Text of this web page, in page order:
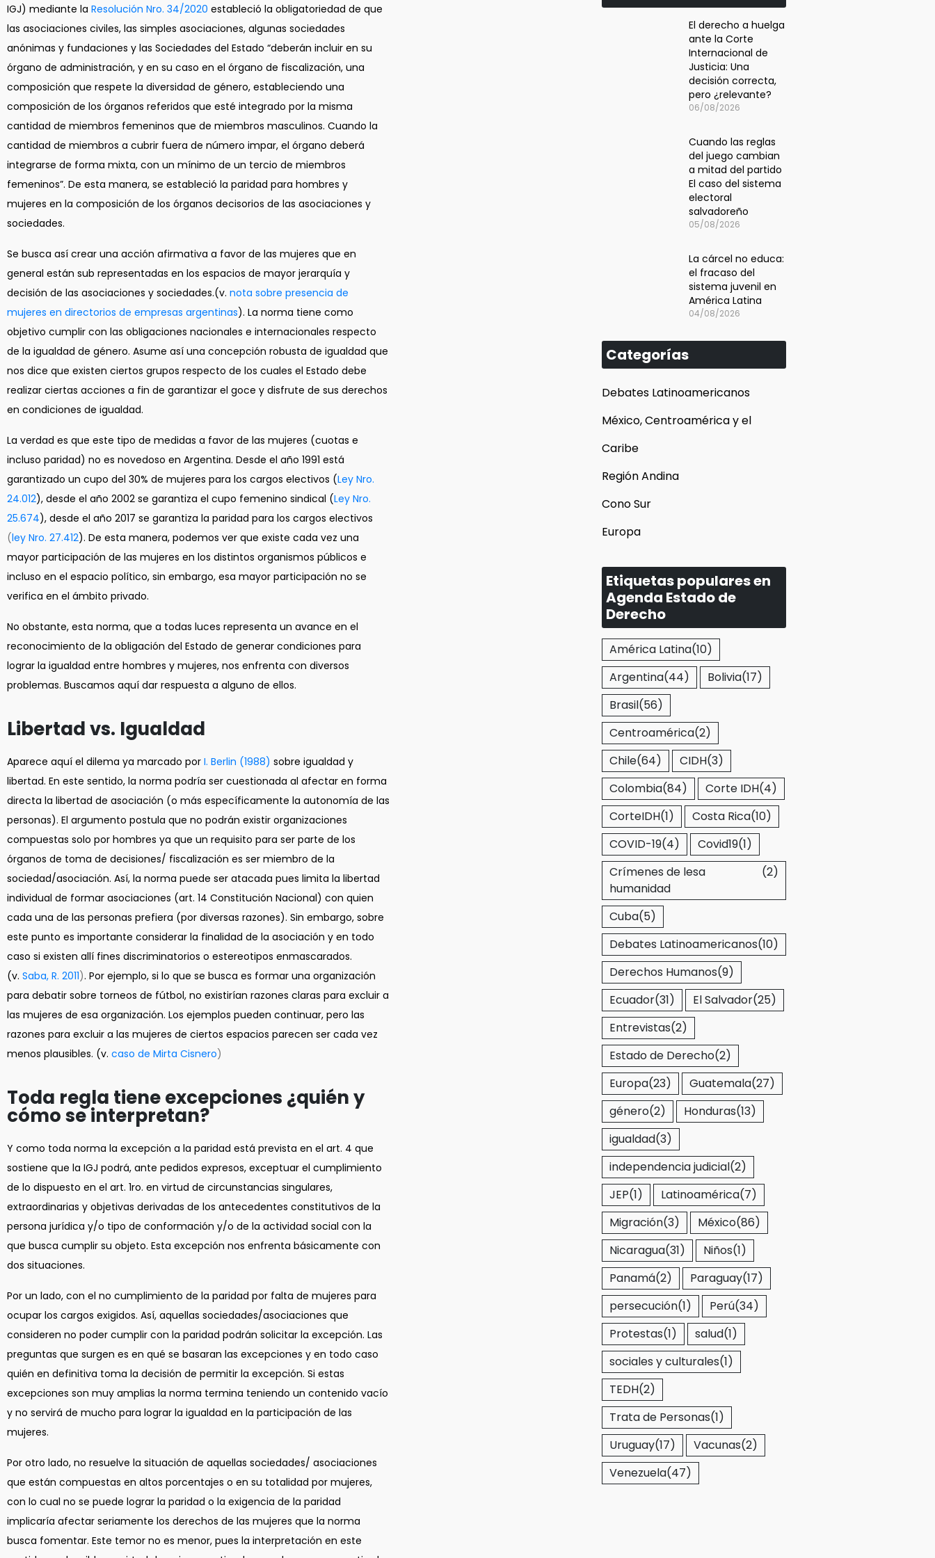
IGJ) mediante la Resolución Nro. 34/2020 estableció la obligatoriedad de que
las asociaciones civiles, las simples asociaciones, algunas sociedades
anónimas y fundaciones y las Sociedades del Estado “deberán incluir en su
órgano de administración, y en su caso en el órgano de fiscalización, una
composición que respete la diversidad de género, estableciendo una
composición de los órganos referidos que esté integrado por la misma
cantidad de miembros femeninos que de miembros masculinos. Cuando la
cantidad de miembros a cubrir fuera de número impar, el órgano deberá
integrarse de forma mixta, con un mínimo de un tercio de miembros
femeninos”. De esta manera, se estableció la paridad para hombres y
mujeres en la composición de los órganos decisorios de las asociaciones y
sociedades.
Se busca así crear una acción afirmativa a favor de las mujeres que en
general están sub representadas en los espacios de mayor jerarquía y
decisión de las asociaciones y sociedades.(v. nota sobre presencia de
mujeres en directorios de empresas argentinas). La norma tiene como
objetivo cumplir con las obligaciones nacionales e internacionales respecto
de la igualdad de género. Asume así una concepción robusta de igualdad que
nos dice que existen ciertos grupos respecto de los cuales el Estado debe
realizar ciertas acciones a fin de garantizar el goce y disfrute de sus derechos
en condiciones de igualdad.
La verdad es que este tipo de medidas a favor de las mujeres (cuotas e
incluso paridad) no es novedoso en Argentina. Desde el año 1991 está
garantizado un cupo del 30% de mujeres para los cargos electivos (Ley Nro.
24.012), desde el año 2002 se garantiza el cupo femenino sindical (Ley Nro.
25.674), desde el año 2017 se garantiza la paridad para los cargos electivos
(ley Nro. 27.412). De esta manera, podemos ver que existe cada vez una
mayor participación de las mujeres en los distintos organismos públicos e
incluso en el espacio político, sin embargo, esa mayor participación no se
verifica en el ámbito privado.
No obstante, esta norma, que a todas luces representa un avance en el
reconocimiento de la obligación del Estado de generar condiciones para
lograr la igualdad entre hombres y mujeres, nos enfrenta con diversos
problemas. Buscamos aquí dar respuesta a alguno de ellos.
Libertad vs. Igualdad
Aparece aquí el dilema ya marcado por I. Berlin (1988) sobre igualdad y
libertad. En este sentido, la norma podría ser cuestionada al afectar en forma
directa la libertad de asociación (o más específicamente la autonomía de las
personas). El argumento postula que no podrán existir organizaciones
compuestas solo por hombres ya que un requisito para ser parte de los
órganos de toma de decisiones/ fiscalización es ser miembro de la
sociedad/asociación. Así, la norma puede ser atacada pues limita la libertad
individual de formar asociaciones (art. 14 Constitución Nacional) con quien
cada una de las personas prefiera (por diversas razones). Sin embargo, sobre
este punto es importante considerar la finalidad de la asociación y en todo
caso si existen allí fines discriminatorios o estereotipos enmascarados.
(v. Saba, R. 2011). Por ejemplo, si lo que se busca es formar una organización
para debatir sobre torneos de fútbol, no existirían razones claras para excluir a
las mujeres de esa organización. Los ejemplos pueden continuar, pero las
razones para excluir a las mujeres de ciertos espacios parecen ser cada vez
menos plausibles. (v. caso de Mirta Cisnero)
Toda regla tiene excepciones ¿quién y
cómo se interpretan?
Y como toda norma la excepción a la paridad está prevista en el art. 4 que
sostiene que la IGJ podrá, ante pedidos expresos, exceptuar el cumplimiento
de lo dispuesto en el art. 1ro. en virtud de circunstancias singulares,
extraordinarias y objetivas derivadas de los antecedentes constitutivos de la
persona jurídica y/o tipo de conformación y/o de la actividad social con la
que busca cumplir su objeto. Esta excepción nos enfrenta básicamente con
dos situaciones.
Por un lado, con el no cumplimiento de la paridad por falta de mujeres para
ocupar los cargos exigidos. Así, aquellas sociedades/asociaciones que
consideren no poder cumplir con la paridad podrán solicitar la excepción. Las
preguntas que surgen es en qué se basaran las excepciones y en todo caso
quién en definitiva toma la decisión de permitir la excepción. Si estas
excepciones son muy amplias la norma termina teniendo un contenido vacío
y no servirá de mucho para lograr la igualdad en la participación de las
mujeres.
Por otro lado, no resuelve la situación de aquellas sociedades/ asociaciones
que están compuestas en altos porcentajes o en su totalidad por mujeres,
con lo cual no se puede lograr la paridad o la exigencia de la paridad
implicaría afectar seriamente los derechos de las mujeres que la norma
busca fomentar. Este temor no es menor, pues la interpretación en este
El derecho a huelga
ante la Corte
Internacional de
Justicia: Una
decisión correcta,
pero ¿relevante?
06/08/2026
Cuando las reglas
del juego cambian
a mitad del partido
El caso del sistema
electoral
salvadoreño
05/08/2026
La cárcel no educa:
el fracaso del
sistema juvenil en
América Latina
04/08/2026
Categorías
Debates Latinoamericanos
México, Centroamérica y el
Caribe
Región Andina
Cono Sur
Europa
Etiquetas populares en
Agenda Estado de
Derecho
América Latina(10)
Argentina(44) Bolivia(17)
Brasil(56)
Centroamérica(2)
Chile(64) CIDH(3)
Colombia(84) Corte IDH(4)
CorteIDH(1) Costa Rica(10)
COVID-19(4) Covid19(1)
Crímenes de lesa
humanidad
(2)
Cuba(5)
Debates Latinoamericanos(10)
Derechos Humanos(9)
Ecuador(31) El Salvador(25)
Entrevistas(2)
Estado de Derecho(2)
Europa(23) Guatemala(27)
género(2) Honduras(13)
igualdad(3)
independencia judicial(2)
JEP(1) Latinoamérica(7)
Migración(3) México(86)
Nicaragua(31) Niños(1)
Panamá(2) Paraguay(17)
persecución(1) Perú(34)
Protestas(1) salud(1)
sociales y culturales(1)
TEDH(2)
Trata de Personas(1)
Uruguay(17) Vacunas(2)
Venezuela(47)